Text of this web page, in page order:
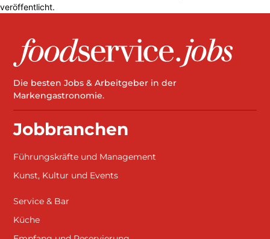
veröffentlicht.
Die besten Jobs & Arbeitgeber in der
Markengastronomie.
Jobbranchen
Führungskräfte und Management
Kunst, Kultur und Events
Service & Bar
Küche